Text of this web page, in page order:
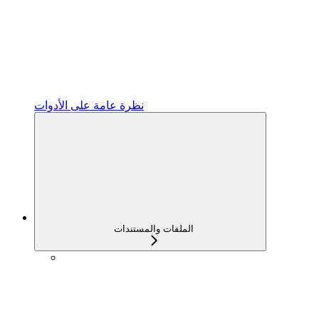
نظرة عامة على الأدوات
الملفات والمستندات